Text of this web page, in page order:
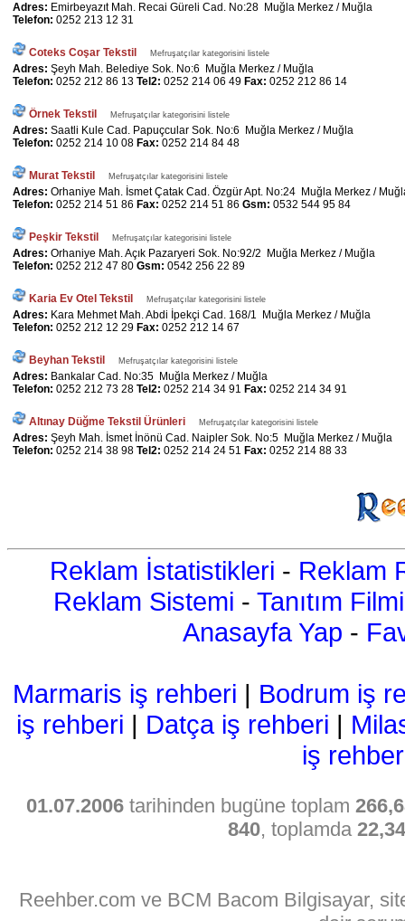
Adres: Emirbeyazıt Mah. Recai Güreli Cad. No:28 Muğla Merkez / Muğla
Telefon: 0252 213 12 31
Coteks Coşar Tekstil Mefruşatçılar kategorisini listele
Adres: Şeyh Mah. Belediye Sok. No:6 Muğla Merkez / Muğla
Telefon: 0252 212 86 13 Tel2: 0252 214 06 49 Fax: 0252 212 86 14
Örnek Tekstil Mefruşatçılar kategorisini listele
Adres: Saatli Kule Cad. Papuçcular Sok. No:6 Muğla Merkez / Muğla
Telefon: 0252 214 10 08 Fax: 0252 214 84 48
Murat Tekstil Mefruşatçılar kategorisini listele
Adres: Orhaniye Mah. İsmet Çatak Cad. Özgür Apt. No:24 Muğla Merkez /
Telefon: 0252 214 51 86 Fax: 0252 214 51 86 Gsm: 0532 544 95 84
Peşkir Tekstil Mefruşatçılar kategorisini listele
Adres: Orhaniye Mah. Açık Pazaryeri Sok. No:92/2 Muğla Merkez / Muğla
Telefon: 0252 212 47 80 Gsm: 0542 256 22 89
Karia Ev Otel Tekstil Mefruşatçılar kategorisini listele
Adres: Kara Mehmet Mah. Abdi İpekçi Cad. 168/1 Muğla Merkez / Muğla
Telefon: 0252 212 12 29 Fax: 0252 212 14 67
Beyhan Tekstil Mefruşatçılar kategorisini listele
Adres: Bankalar Cad. No:35 Muğla Merkez / Muğla
Telefon: 0252 212 73 28 Tel2: 0252 214 34 91 Fax: 0252 214 34 91
Altınay Düğme Tekstil Ürünleri Mefruşatçılar kategorisini listele
Adres: Şeyh Mah. İsmet İnönü Cad. Naipler Sok. No:5 Muğla Merkez / Muğla
Telefon: 0252 214 38 98 Tel2: 0252 214 24 51 Fax: 0252 214 88 33
Reklam İstatistikleri - Reklam
Reklam Sistemi - Tanıtım Filmi
Anasayfa Yap -
Marmaris iş rehberi | Bodrum iş
iş rehberi | Datça iş rehberi |
iş
01.07.2006 tarihinden bugüne toplam
840, toplamda
Reehber.com ve BCM Bacom Bilgisayar,